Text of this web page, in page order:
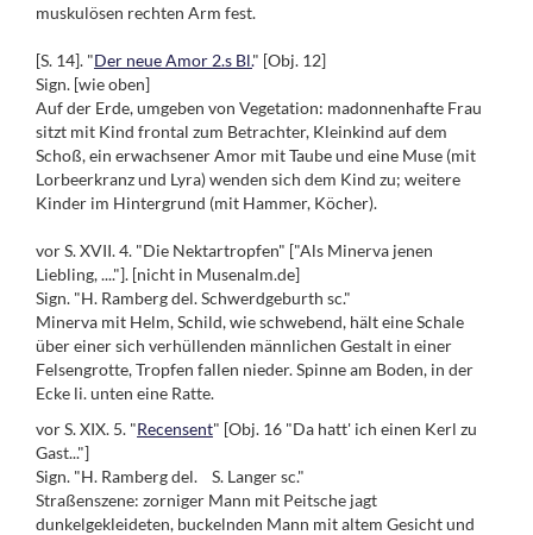
muskulösen rechten Arm fest.
[S. 14]. "Der neue Amor 2.s Bl." [Obj. 12]
Sign. [wie oben]
Auf der Erde, umgeben von Vegetation: madonnenhafte Frau
sitzt mit Kind frontal zum Betrachter, Kleinkind auf dem
Schoß, ein erwachsener Amor mit Taube und eine Muse (mit
Lorbeerkranz und Lyra) wenden sich dem Kind zu; weitere
Kinder im Hintergrund (mit Hammer, Köcher).
vor S. XVII. 4. "Die Nektartropfen" ["Als Minerva jenen
Liebling, ...."]. [nicht in Musenalm.de]
Sign. "H. Ramberg del. Schwerdgeburth sc."
Minerva mit Helm, Schild, wie schwebend, hält eine Schale
über einer sich verhüllenden männlichen Gestalt in einer
Felsengrotte, Tropfen fallen nieder. Spinne am Boden, in der
Ecke li. unten eine Ratte.
vor S. XIX. 5. "Recensent" [Obj. 16 "Da hatt' ich einen Kerl zu
Gast..."]
Sign. "H. Ramberg del. S. Langer sc."
Straßenszene: zorniger Mann mit Peitsche jagt
dunkelgekleideten, buckelnden Mann mit altem Gesicht und